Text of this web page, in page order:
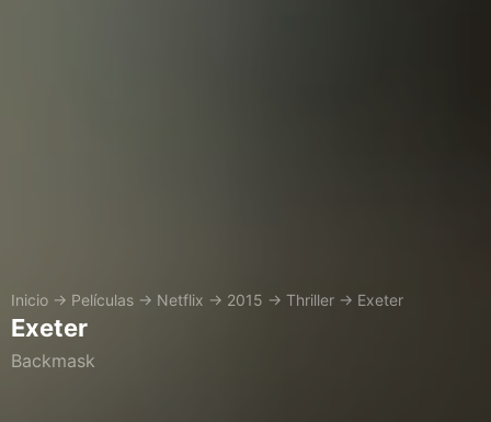
Inicio → Películas → Netflix → 2015 → Thriller → Exeter
Exeter
Backmask